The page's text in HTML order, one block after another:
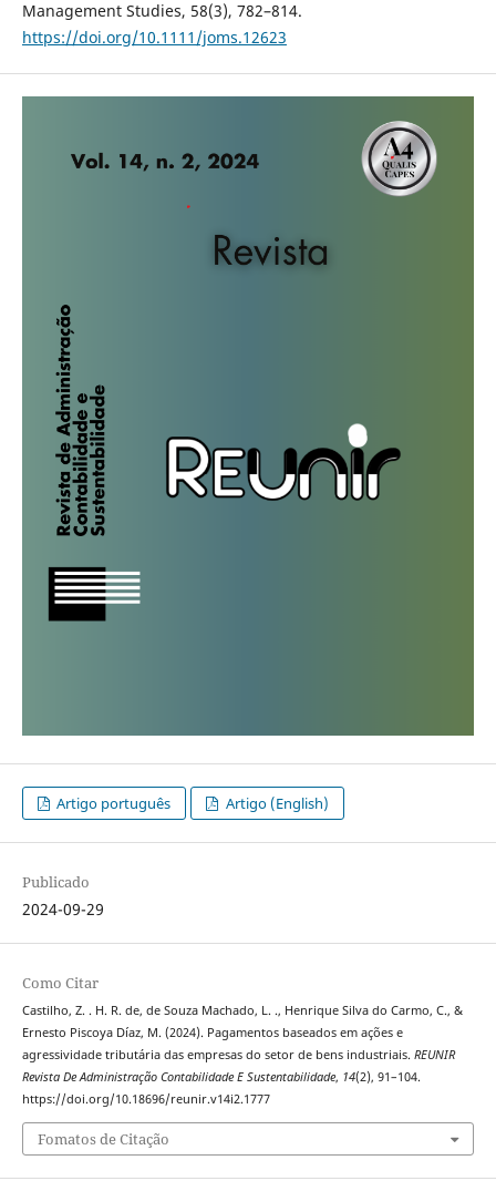
Management Studies, 58(3), 782–814.
https://doi.org/10.1111/joms.12623
Artigo português Artigo (English)
Publicado
2024-09-29
Como Citar
Castilho, Z. . H. R. de, de Souza Machado, L. ., Henrique Silva do Carmo, C., &
Ernesto Piscoya Díaz, M. (2024). Pagamentos baseados em ações e
agressividade tributária das empresas do setor de bens industriais. REUNIR
Revista De Administração Contabilidade E Sustentabilidade, 14(2), 91–104.
https://doi.org/10.18696/reunir.v14i2.1777
Fomatos de Citação